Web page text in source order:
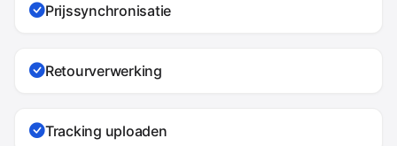
Prijssynchronisatie
Retourverwerking
Tracking uploaden